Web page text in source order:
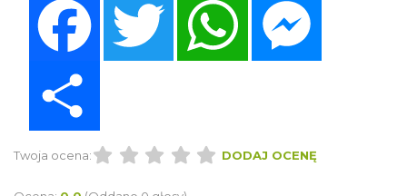
Twoja ocena: DODAJ OCENĘ